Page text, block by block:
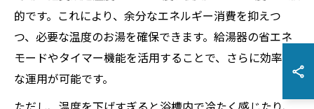
的です。これにより、余分なエネルギー消費を抑えつ
つ、必要な温度のお湯を確保できます。給湯器の省エネ
モードやタイマー機能を活用することで、さらに効率的
な運用が可能です。